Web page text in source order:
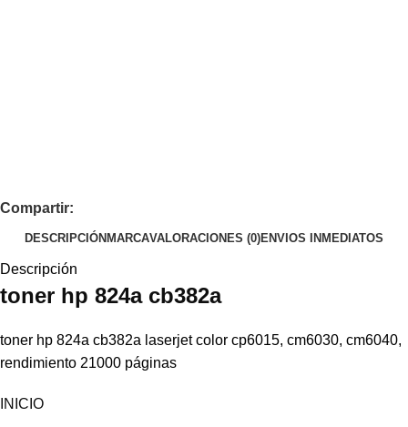
Compartir:
DESCRIPCIÓN MARCAVALORACIONES (0)ENVIOS INMEDIATOS
Descripción
toner hp 824a cb382a
toner hp 824a cb382a laserjet color cp6015, cm6030, cm6040,
rendimiento 21000 páginas
INICIO